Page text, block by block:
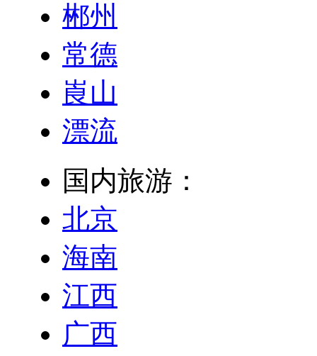
郴州
常德
崀山
漂流
国内旅游：
北京
海南
江西
广西